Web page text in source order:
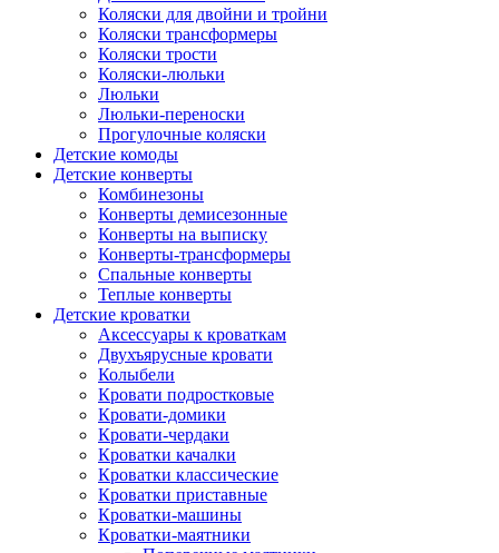
Коляски для двойни и тройни
Коляски трансформеры
Коляски трости
Коляски-люльки
Люльки
Люльки-переноски
Прогулочные коляски
Детские комоды
Детские конверты
Комбинезоны
Конверты демисезонные
Конверты на выписку
Конверты-трансформеры
Спальные конверты
Теплые конверты
Детские кроватки
Аксессуары к кроваткам
Двухъярусные кровати
Колыбели
Кровати подростковые
Кровати-домики
Кровати-чердаки
Кроватки качалки
Кроватки классические
Кроватки приставные
Кроватки-машины
Кроватки-маятники